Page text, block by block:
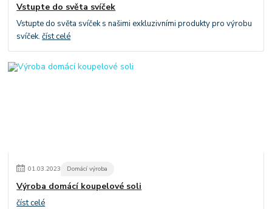
Vstupte do světa svíček
Vstupte do světa svíček s našimi exkluzivními produkty pro výrobu
svíček.číst celé
01.03.2023 Domácí výroba
Výroba domácí koupelové soli
číst celé